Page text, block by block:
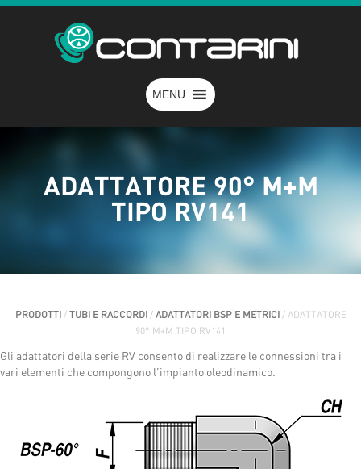
MENU
ADATTATORE 90° M+M
TIPO RV141
PRODOTTI / TUBI E RACCORDI / ADATTATORI BSP E METRICI / ADATTATORE
90° M+M TIPO RV141
Gli adattatori della serie RV consento di realizzare le connessioni tra i
vari elementi che compongono l’impianto oleodinamico.